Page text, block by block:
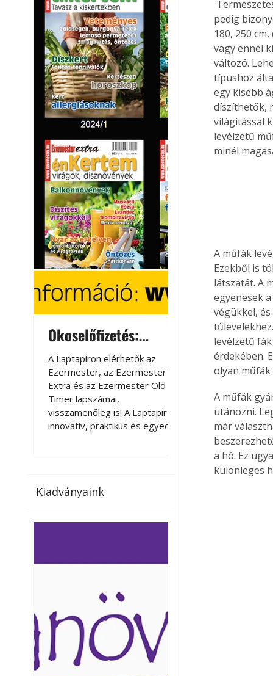
Okoselőfizetés:
Ezermester Extra
A Laptapiron elérhetők az
Ezermester, az Ezermester
Extra és az Ezermester Old
Timer lapszámai,
visszamenőleg is! A Laptapir új,
innovatív, praktikus és egyedi
az otthonában, útközben vagy
elérhetők lapszámaink. Bárhol,
Okoselőfizetés
A Laptapiron
Ezermester, az
Timer lapszámai,
visszamenőleg is! A
innovatív, praktikus
megoldás a
magazinok digitális
számítógépen,
vagy táblagépen.
Kiadványaink
pedig
180, 250
vagy ennél
változó.
típushoz
egy kisebb
díszíthetők,
világítással
levélzetű
minél
A műfák
Ezekből is
látszatát. A
egyenesek
végükkel,
levélzetű
érdekében.
olyan
A műfák
utánozni.
már
a hó. Ez
különleges